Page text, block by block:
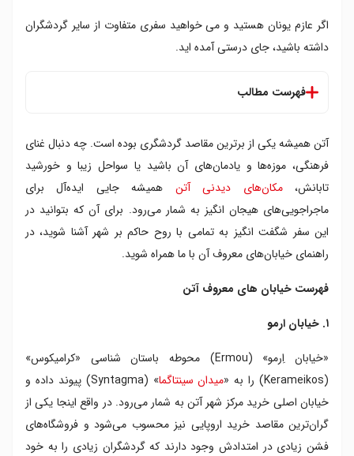
اگر عازم یونان هستید و می خواهید سفری متفاوت از سایر گردشگران
داشته باشید، جای درستی آمده اید.
فهرست مطالب
۱. خیابان ارمو
۲. خیابان آدریانو
۳. خیابان پانپیستیمیو
۵. خیابان آیولو
۷. خیابان استادیو
آتن همیشه یکی از برترین مقاصد گردشگری بوده است. چه دنبال غنای
فرهنگی، موزه‌ها و یادمان‌های آن باشید یا سواحل زیبا و خورشید
تابانش،مکان‌های دیدنی آتن همیشه جایی ایده‌آل برای
ماجراجویی‌های هیجان انگیز به شمار می‌رود. برای آن که بتوانید در
این سفر شگفت انگیز به تمامی با روح حاکم بر شهر آشنا شوید، در
راهنمای خیابان‌های معروف آن با ما همراه شوید.
فهرست خیابان های معروف آتن
۱. خیابان ارمو
«خیابان اِرمو» (Ermou) محوطه باستان شناسی «کرامیکوس»
(Kerameikos) را به «
میدان سینتاگما
» (Syntagma) پیوند داده و
خیابان اصلی خرید مرکز شهر آتن به شمار می‌رود. در واقع اینجا یکی از
گران‌ترین مقاصد خرید اروپایی نیز محسوب می‌شود و فروشگاه‌های
فشن زیادی در امتدادش وجود دارند که گردشگران زیادی را به خود